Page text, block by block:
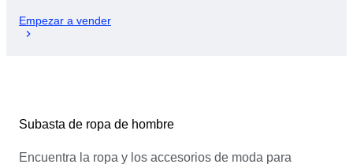
Empezar a vender
Subasta de ropa de hombre
Encuentra la ropa y los accesorios de moda para